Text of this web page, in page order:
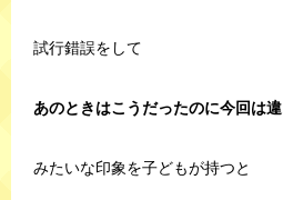
試行錯誤をして
あのときはこうだったのに今回は
みたいな印象を子どもが持つと